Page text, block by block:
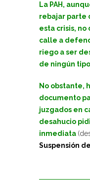
La PAH,
rebajar parte
esta crisis,
calle a
riego a ser
de ningún
No obstante,
documento
juzgados en
desahucio
inmediata
Suspensión